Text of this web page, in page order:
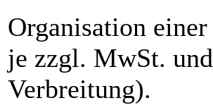
Organisation
je zzgl. MwSt.
Verbreitung).